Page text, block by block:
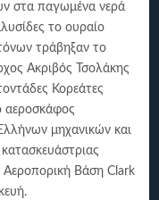
στα παγωμένα νερά
το ουραίο
τράβηξαν το
Ακριβός Τσολάκης
Κορεάτες
αεροσκάφος
μηχανικών και
Αεροπορική Βάση Clark